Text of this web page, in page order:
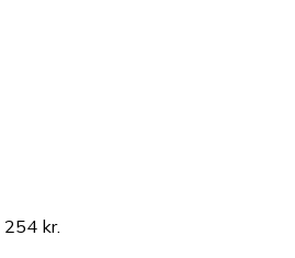
254 kr.